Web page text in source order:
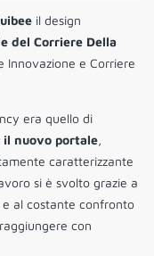
il design
del Corriere Della
Innovazione e Corriere
era quello di
nuovo portale,
caratterizzante
si è svolto grazie a
e al costante confronto
con